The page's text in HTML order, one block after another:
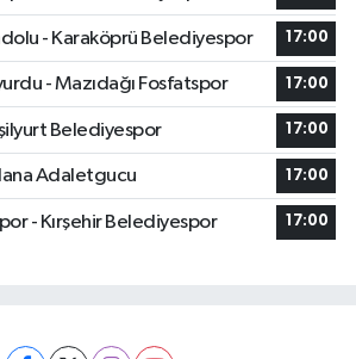
- Karaköprü Belediyespor 17:00
- Mazıdağı Fosfatspor 17:00
Belediyespor 17:00
Adaletgucu 17:00
- Kırşehir Belediyespor 17:00